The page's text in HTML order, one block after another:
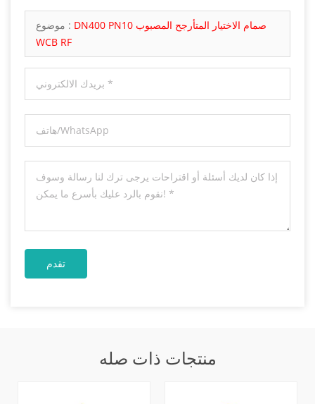
موضوع : DN400 PN10 صمام الاختيار المتأرجح المصبوب
WCB RF
منتجات ذات صله